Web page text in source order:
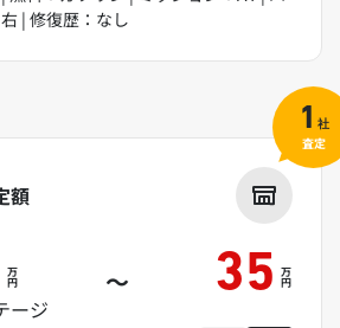
| 修復歴：なし
額
万
円 ～ 35 万
円
ージ
1 社
査定